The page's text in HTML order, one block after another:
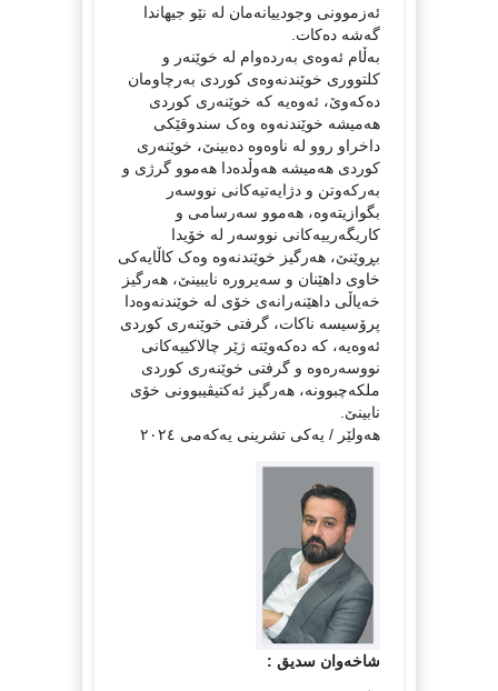
ئەزموونی وجودییانەمان لە نێو جیهاندا
گەشە دەكات.
بەڵام ئەوەى بەردەوام لە خوێنەر و
کلتوورى خوێندنەوەى کوردى بەرچاومان
دەکەوێ، ئەوەیە کە خوێنەرى کوردى
هەمیشە خوێندنەوە وەک سندوقێکی
داخراو روو لە ناوەوە دەبینێ، خوێنەرى
کوردى هەمیشە هەوڵدەدا هەموو گرژی و
بەرکەوتن و دژایەتیەکانی نووسەر
بگوازیتەوە، هەموو سەرسامى و
کاریگەرییەکانى نووسەر لە خۆیدا
بڕوێنێ، هەرگیز خوێندنەوە وەک کاڵایەکى
خاوى داهێنان و سەیرورە نایبینێ، هەرگیز
خەیاڵى داهێنەرانەى خۆى لە خوێندنەوەدا
پرۆسیسە ناکات، گرفتى خوێنەرى کوردى
ئەوەیە، کە دەکەوێتە ژێر چالاکییەکانى
نووسەرەوە و گرفتى خوێنەرى کوردى
ملکەچبوونە، هەرگیز ئەکتیڤیبوونى خۆى
نابینێ.
هەولێر / یەکی تشرینی یەکەمی ٢٠٢٤
شاخەوان سدیق :